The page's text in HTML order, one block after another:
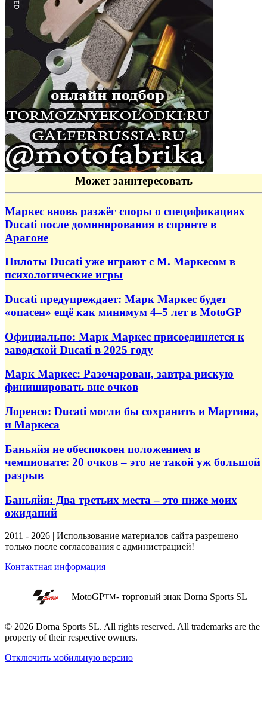
Может заинтересовать
Маркес вновь разжёг споры о спецификациях
Ducati после доминирования в спринте в
Арагоне
Пилоты Ducati уже играют с М. Маркесом в
психологические игры
Ducati предупреждает: Марк Маркес будет
«опасен» ещё как минимум 4–5 лет в MotoGP
Официально: Марк Маркес присоединяется к
заводской Ducati в 2025 году
Марк Маркес: Разочарован, завтра рискую
финишировать вне очков
Лоренсо: Ducati могли бы сохранить и Мартина,
и Маркеса
Баньяйя не обеспокоен положением в
чемпионате: 20 очков – это не такой уж большой
разрыв
Баньяйя: Два третьих места – это ниже моих
ожиданий
2011 - 2026 | Использование материалов сайта разрешено
только после согласования с администрацией!
Контактная информация
MotoGPTM- торговый знак Dorna Sports SL
© 2026 Dorna Sports SL. All rights reserved. All trademarks are the
property of their respective owners.
Отключить мобильную версию